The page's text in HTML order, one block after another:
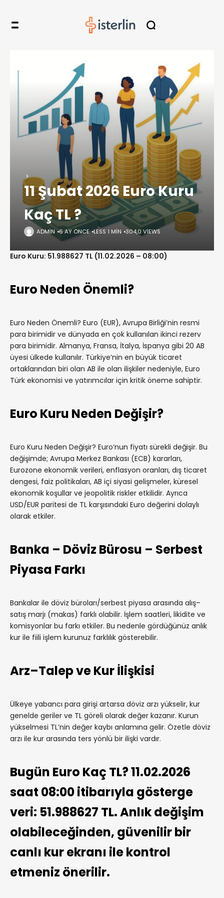
11 Şubat 2026 Euro Kuru
Kaç TL ?
ADMIN 6 AY ÖNCE LESS 1 MIN 304,0 VIEWS
Euro Kuru: 51.988627 TL (11.02.2026 – 08:00)
Euro Neden Önemli?
Euro Neden Önemli? Euro (EUR), Avrupa Birliği’nin resmi
para birimidir ve dünyada en çok kullanılan ikinci rezerv
para birimidir. Almanya, Fransa, İtalya, İspanya gibi 20 AB
üyesi ülkede kullanılır. Türkiye’nin en büyük ticaret
ortaklarından biri olan AB ile olan ilişkiler nedeniyle, Euro
Türk ekonomisi ve yatırımcılar için kritik öneme sahiptir.
Euro Kuru Neden Değişir?
Euro Kuru Neden Değişir? Euro’nun fiyatı sürekli değişir. Bu
değişimde; Avrupa Merkez Bankası (ECB) kararları,
Eurozone ekonomik verileri, enflasyon oranları, dış ticaret
dengesi, faiz politikaları, AB içi siyasi gelişmeler, küresel
ekonomik koşullar ve jeopolitik riskler etkilidir. Ayrıca
USD/EUR paritesi de TL karşısındaki Euro değerini dolaylı
olarak etkiler.
Banka – Döviz Bürosu – Serbest
Piyasa Farkı
Bankalar ile döviz büroları/serbest piyasa arasında alış–
satış marjı (makas) farklı olabilir. İşlem saatleri, likidite ve
komisyonlar bu farkı etkiler. Bu nedenle gördüğünüz anlık
kur ile fiili işlem kurunuz farklılık gösterebilir.
Arz–Talep ve Kur İlişkisi
Ülkeye yabancı para girişi artarsa döviz arzı yükselir, kur
genelde geriler ve TL göreli olarak değer kazanır. Kurun
yükselmesi TL’nin değer kaybı anlamına gelir. Özetle döviz
arzı ile kur arasında ters yönlü bir ilişki vardır.
Bugün Euro Kaç TL? 11.02.2026
saat 08:00 itibarıyla gösterge
veri: 51.988627 TL. Anlık değişim
olabileceğinden, güvenilir bir
canlı kur ekranı ile kontrol
etmeniz önerilir.